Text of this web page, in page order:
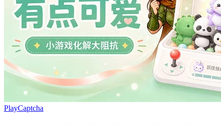
PlayCaptcha